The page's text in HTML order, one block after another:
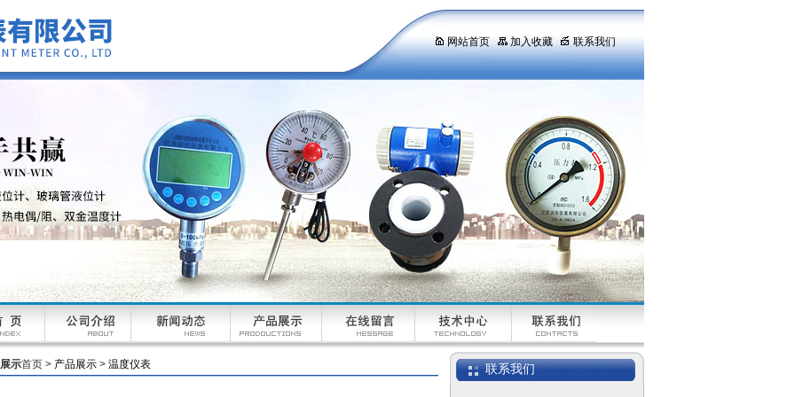
网站首页 加入收藏 联系我们
示首页 > 产品展示 > 温度仪表 联系我们
双金属温度计WSS-
481